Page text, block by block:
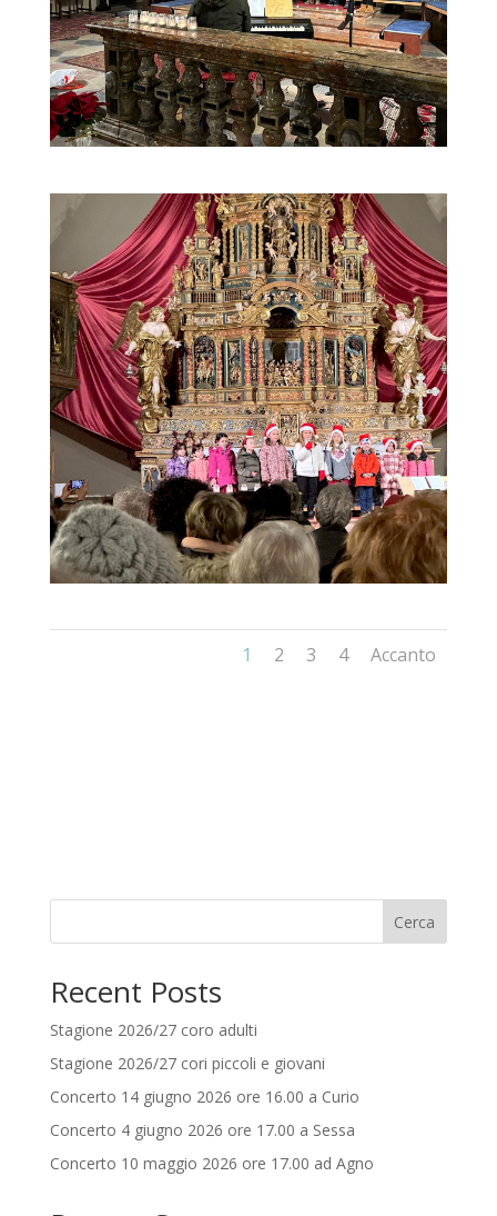
1 2 3 4 Accanto
Cerca
Recent Posts
Stagione 2026/27 coro adulti
Stagione 2026/27 cori piccoli e giovani
Concerto 14 giugno 2026 ore 16.00 a Curio
Concerto 4 giugno 2026 ore 17.00 a Sessa
Concerto 10 maggio 2026 ore 17.00 ad Agno